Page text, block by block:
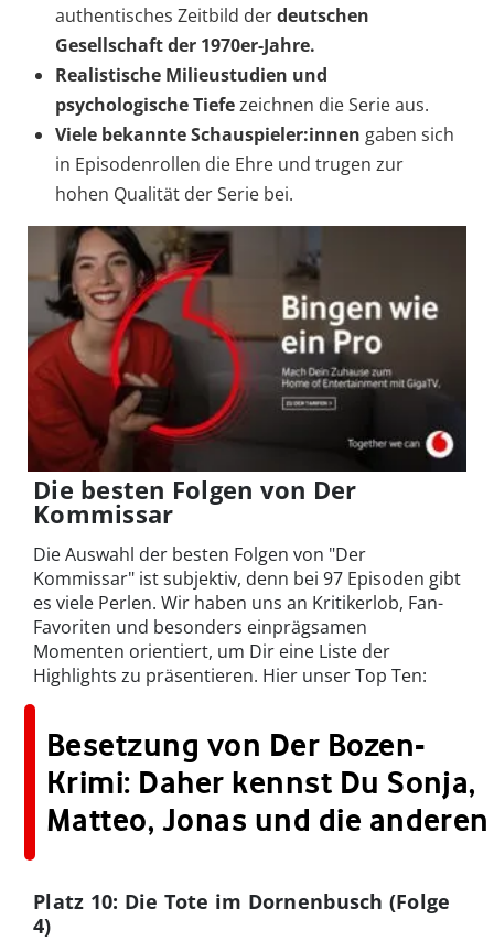
authentisches Zeitbild derdeutschen
Gesellschaft der 1970er-Jahre.
Realistische Milieustudien und
psychologische Tiefezeichnen die Serie aus.
Viele bekannte Schauspieler:innen gaben sich
in Episodenrollen die Ehre und trugen zur
hohen Qualität der Serie bei.
Die besten Folgen von Der
Kommissar
Die Auswahl der besten Folgen von "Der
Kommissar" ist subjektiv, denn bei 97 Episoden gibt
es viele Perlen. Wir haben uns an Kritikerlob, Fan-
Favoriten und besonders einprägsamen
Momenten orientiert, um Dir eine Liste der
Highlights zu präsentieren. Hier unser Top Ten:
Besetzung von Der Bozen-
Krimi: Daher kennst Du Sonja,
Matteo, Jonas und die anderen
Platz 10: Die Tote im Dornenbusch (Folge
4)